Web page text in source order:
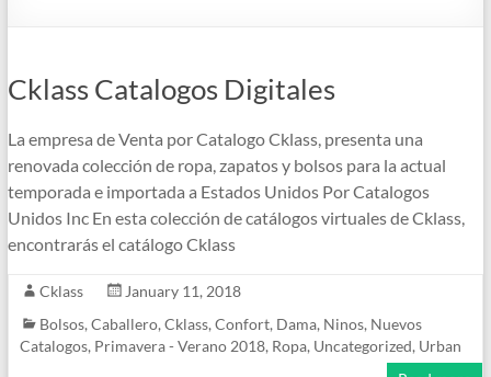
Cklass Catalogos Digitales
La empresa de Venta por Catalogo Cklass, presenta una
renovada colección de ropa, zapatos y bolsos para la actual
temporada e importada a Estados Unidos Por Catalogos
Unidos Inc En esta colección de catálogos virtuales de Cklass,
encontrarás el catálogo Cklass
Cklass
January 11, 2018
Bolsos, Caballero, Cklass, Confort, Dama, Ninos, Nuevos
Catalogos, Primavera - Verano 2018, Ropa, Uncategorized, Urban